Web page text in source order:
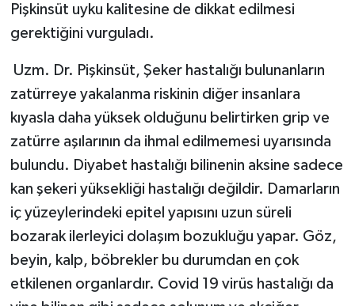
Pişkinsüt uyku kalitesine de dikkat edilmesi
gerektiğini vurguladı.
Uzm. Dr. Pişkinsüt, Şeker hastalığı bulunanların
zatürreye yakalanma riskinin diğer insanlara
kıyasla daha yüksek olduğunu belirtirken grip ve
zatürre aşılarının da ihmal edilmemesi uyarısında
bulundu. Diyabet hastalığı bilinenin aksine sadece
kan şekeri yüksekliği hastalığı değildir. Damarların
iç yüzeylerindeki epitel yapısını uzun süreli
bozarak ilerleyici dolaşım bozukluğu yapar. Göz,
beyin, kalp, böbrekler bu durumdan en çok
etkilenen organlardır. Covid 19 virüs hastalığı da